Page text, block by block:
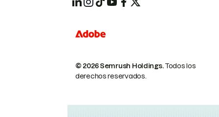
© 2026 Semrush Holdings.Todos los
derechos reservados.